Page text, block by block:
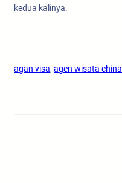
kedua kalinya.
agan visa, agen wisata china